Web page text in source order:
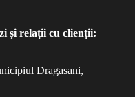
și relații cu clienții:
Dragasani,